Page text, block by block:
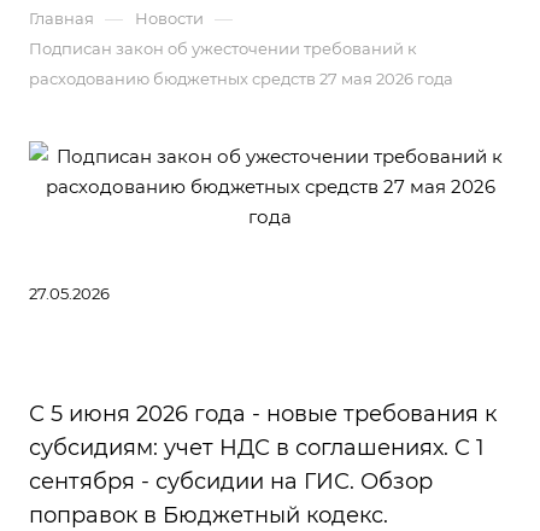
Главная — Новости —
Подписан закон об ужесточении требований к
расходованию бюджетных средств 27 мая 2026 года
27.05.2026
С 5 июня 2026 года - новые требования к
субсидиям: учет НДС в соглашениях. С 1
сентября - субсидии на ГИС. Обзор
поправок в Бюджетный кодекс.